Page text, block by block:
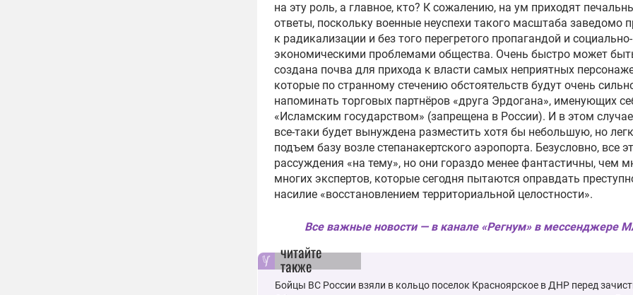
на эту роль, а главное, кто? К сожалению, на ум приходят
ответы, поскольку военные неуспехи такого масштаба заведомо
к радикализации и без того перегретого пропагандой и социально-
экономическими проблемами общества. Очень быстро может
создана почва для прихода к власти самых неприятных
которые по странному стечению обстоятельств будут очень
напоминать торговых партнёров «друга Эрдогана», именующих
«Исламским государством» (запрещена в России). И в этом
все-таки будет вынуждена разместить хотя бы небольшую, но
подъем базу возле степанакертского аэропорта. Безусловно, все
рассуждения «на тему», но они гораздо менее фантастичны, чем
многих экспертов, которые сегодня пытаются оправдать
насилие «восстановлением территориальной целостности».
Все важные новости — в канале «Регнум» в мессенджере
читайте
также
Бойцы ВС России взяли в кольцо поселок Красноярское в ДНР перед